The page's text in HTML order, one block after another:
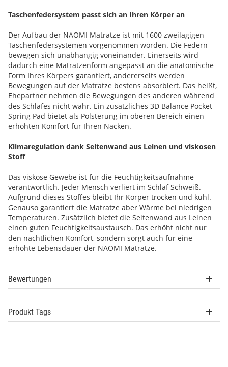
Taschenfedersystem passt sich an Ihren Körper an
Der Aufbau der NAOMI Matratze ist mit 1600 zweilagigen
Taschenfedersystemen vorgenommen worden. Die Federn
bewegen sich unabhängig voneinander. Einerseits wird
dadurch eine Matratzenform angepasst an die anatomische
Form Ihres Körpers garantiert, andererseits werden
Bewegungen auf der Matratze bestens absorbiert. Das heißt,
Ehepartner nehmen die Bewegungen des anderen während
des Schlafes nicht wahr. Ein zusätzliches 3D Balance Pocket
Spring Pad bietet als Polsterung im oberen Bereich einen
erhöhten Komfort für Ihren Nacken.
Klimaregulation dank Seitenwand aus Leinen und viskosen
Stoff
Das viskose Gewebe ist für die Feuchtigkeitsaufnahme
verantwortlich. Jeder Mensch verliert im Schlaf Schweiß.
Aufgrund dieses Stoffes bleibt Ihr Körper trocken und kühl.
Genauso garantiert die Matratze aber Wärme bei niedrigen
Temperaturen. Zusätzlich bietet die Seitenwand aus Leinen
einen guten Feuchtigkeitsaustausch. Das erhöht nicht nur
den nächtlichen Komfort, sondern sorgt auch für eine
erhöhte Lebensdauer der NAOMI Matratze.
Bewertungen
Produkt Tags